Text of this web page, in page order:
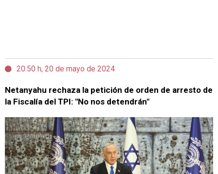
20:50 h, 20 de mayo de 2024
Netanyahu rechaza la petición de orden de arresto de
la Fiscalía del TPI: "No nos detendrán"